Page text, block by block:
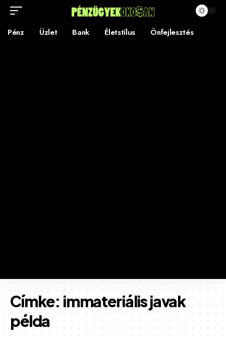
Pénz Üzlet Bank Életstílus Önfejlesztés
Címke: immateriális javak
példa